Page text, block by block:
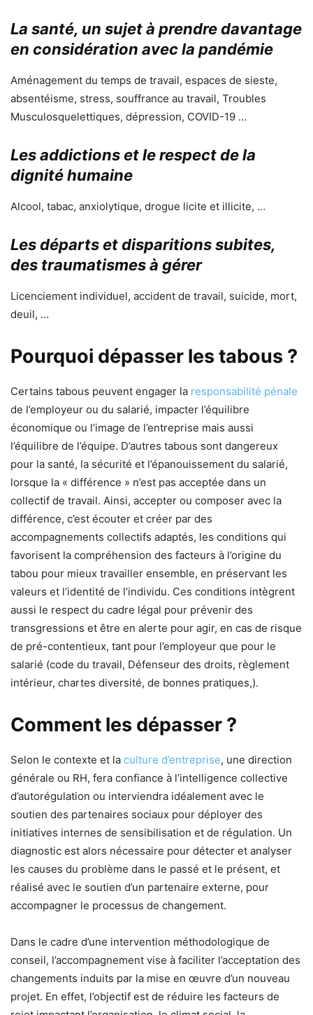
La santé, un sujet à prendre davantage
en considération avec la pandémie
Aménagement du temps de travail, espaces de sieste,
absentéisme, stress, souffrance au travail, Troubles
Musculosquelettiques, dépression, COVID-19 …
Les addictions et le respect de la
dignité humaine
Alcool, tabac, anxiolytique, drogue licite et illicite, …
Les départs et disparitions subites,
des traumatismes à gérer
Licenciement individuel, accident de travail, suicide, mort,
deuil, …
Pourquoi dépasser les tabous ?
Certains tabous peuvent engager la responsabilité pénale
de l’employeur ou du salarié, impacter l’équilibre
économique ou l’image de l’entreprise mais aussi
l’équilibre de l’équipe. D’autres tabous sont dangereux
pour la santé, la sécurité et l’épanouissement du salarié,
lorsque la « différence » n’est pas acceptée dans un
collectif de travail. Ainsi, accepter ou composer avec la
différence, c’est écouter et créer par des
accompagnements collectifs adaptés, les conditions qui
favorisent la compréhension des facteurs à l’origine du
tabou pour mieux travailler ensemble, en préservant les
valeurs et l’identité de l’individu. Ces conditions intègrent
aussi le respect du cadre légal pour prévenir des
transgressions et être en alerte pour agir, en cas de risque
de pré-contentieux, tant pour l’employeur que pour le
salarié (code du travail, Défenseur des droits, règlement
intérieur, chartes diversité, de bonnes pratiques,).
Comment les dépasser ?
Selon le contexte et la culture d’entreprise, une direction
générale ou RH, fera confiance à l’intelligence collective
d’autorégulation ou interviendra idéalement avec le
soutien des partenaires sociaux pour déployer des
initiatives internes de sensibilisation et de régulation. Un
diagnostic est alors nécessaire pour détecter et analyser
les causes du problème dans le passé et le présent, et
réalisé avec le soutien d’un partenaire externe, pour
accompagner le processus de changement.
Dans le cadre d’une intervention méthodologique de
conseil, l’accompagnement vise à faciliter l’acceptation des
changements induits par la mise en œuvre d’un nouveau
projet. En effet, l’objectif est de réduire les facteurs de